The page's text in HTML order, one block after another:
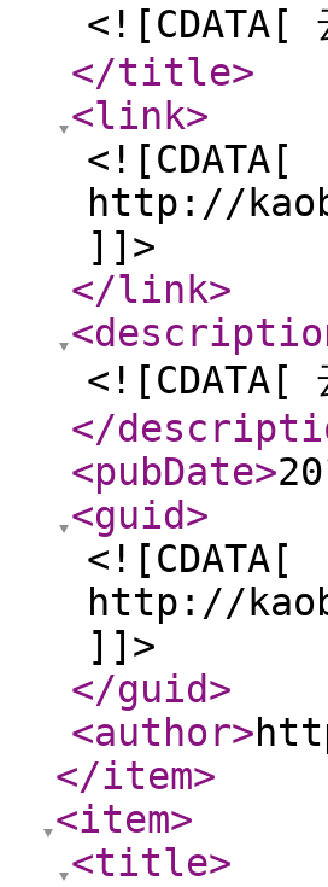
<![CDATA[
</title>
<link>
<![CDATA[
http://
]]>
</link>
<![CDATA[
</
<pubDate>
<guid>
<![CDATA[
http://
]]>
</guid>
<author>
</item>
<item>
<title>